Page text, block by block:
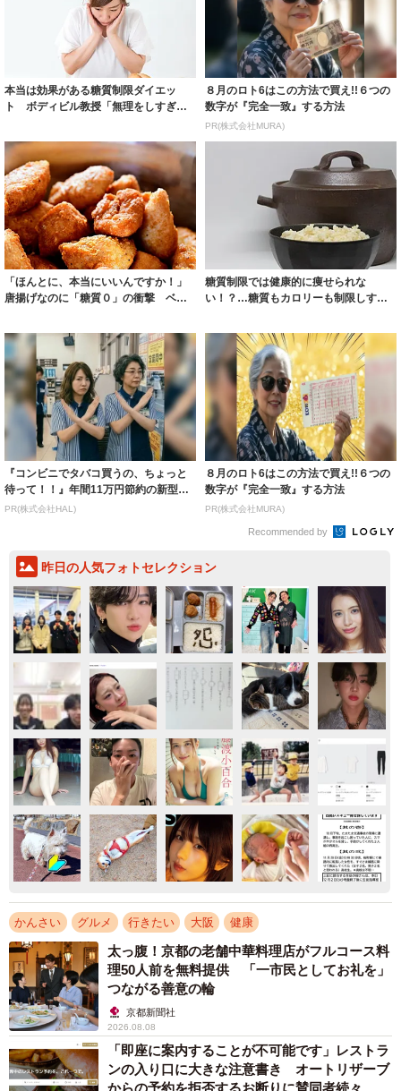
本当は効果がある糖質制限ダイエッ
ト ボディビル教授「無理をしすぎは
８月のロト6はこの方法で買え!!６つの
数字が『完全一致』する方法
PR(株式会社MURA)
「ほんとに、本当にいいんですか！」
唐揚げなのに「糖質０」の衝撃 ベン
糖質制限では健康的に痩せられな
い！？…糖質もカロリーも制限しすぎ
『コンビニでタバコ買うの、ちょっと
待って！！』年間11万円節約の新型タ
バコ
PR(株式会社HAL)
８月のロト6はこの方法で買え!!６つの
数字が『完全一致』する方法
PR(株式会社MURA)
Recommended by
昨日の人気フォトセレクション
かんさい グルメ 行きたい 大阪 健康
太っ腹！京都の老舗中華料理店がフルコース料
理50人前を無料提供 「一市民としてお礼を」
つながる善意の輪
京都新聞社
2026.08.08
「即座に案内することが不可能です」レストラ
ンの入り口に大きな注意書き オートリザーブ